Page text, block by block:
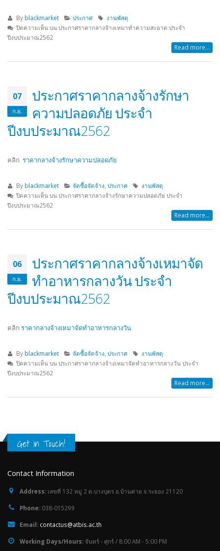
By blackmarket ประกาศ
งานพัสดุ
ปิดความเห็นบน ประกาศราคากลางจ้างเหมาทำความสะอาด ประจำ
ปีงบประมาณ2562
Read more...
07
ก.ย.
ประกาศราคากลางจ้างรักษา
ความปลอดภัย ประจำ
ปีงบประมาณ2562
คลิก ราคากลางจ้างรักษาความปลอดภัย
By blackmarket จัดซื้อจัดจ้าง ,ประกาศ
งานพัสดุ
ปิดความเห็นบน ประกาศราคากลางจ้างรักษาความปลอดภัย ประจำ
ปีงบประมาณ2562
Read more...
06
ก.ย.
ประกาศราคากลางจ้างเหมาจัด
ทำอาหารกลางวัน ประจำ
ปีงบประมาณ2562
คลิก ราคากลางจ้างเหมาจัดทำอาหารกลางวัน
By blackmarket จัดซื้อจัดจ้าง ,ประกาศ
งานพัสดุ
ปิดความเห็นบน ประกาศราคากลางจ้างเหมาจัดทำอาหารกลางวัน ประจำ
ปีงบประมาณ2562
Read more...
Get in Touch!
Contact Information
Address: เลขที่ 132 หมู่ 2 ต.บางบุตร อ.บ้านค่าย จ.ระยอง 21120
Phone: 038-015299
Email: contactus@atbis.ac.th
Working Days/Hours: จันทร์ - ศุกร์ / 8:00 AM - 5:00 PM